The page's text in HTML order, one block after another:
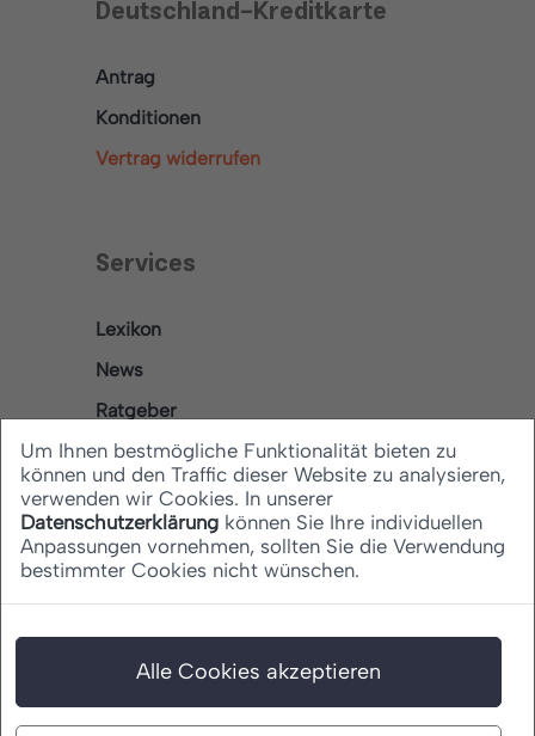
Deutschland-Kreditkarte
Antrag
Konditionen
Vertrag widerrufen
Services
Lexikon
News
Ratgeber
Rechtliches
Datenschutz
Impressum
Um Ihnen bestmögliche Funktionalität bieten zu
können und den Traffic dieser Website zu analysieren,
verwenden wir Cookies. In unserer
Datenschutzerklärung können Sie Ihre individuellen
Anpassungen vornehmen, sollten Sie die Verwendung
bestimmter Cookies nicht wünschen.
Alle Cookies akzeptieren